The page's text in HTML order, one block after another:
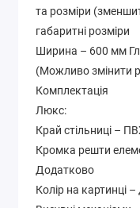
та розміри
габаритні розміри
Ширина – 600 мм
(Можливо змінити
Комплектація
Люкс:
Край стільниці –
Кромка решти
Додатково
Колір на картинці